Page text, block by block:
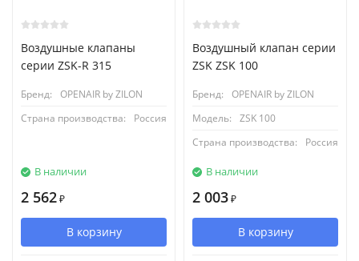
Воздушные клапаны
серии ZSK-R 315
Бренд:
OPENAIR by ZILON
Страна производства:
Россия
В наличии
2 562 ₽
В корзину
Воздушный клапан серии
ZSK ZSK 100
Бренд:
OPENAIR by ZILON
Модель:
ZSK 100
Страна производства:
Россия
В наличии
2 003 ₽
В корзину